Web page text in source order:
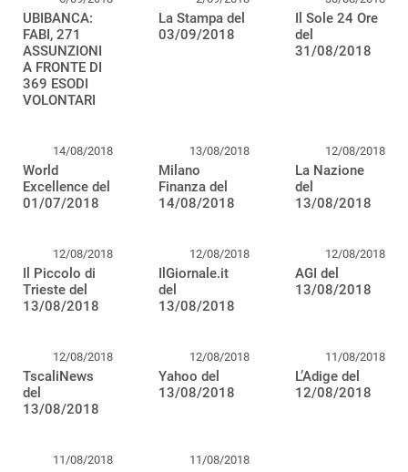
UBIBANCA:
FABI, 271
ASSUNZIONI
A FRONTE DI
369 ESODI
VOLONTARI
La Stampa del
03/09/2018
Il Sole 24 Ore
del
31/08/2018
14/08/2018
World
Excellence del
01/07/2018
13/08/2018
Milano
Finanza del
14/08/2018
12/08/2018
La Nazione
del
13/08/2018
12/08/2018
Il Piccolo di
Trieste del
13/08/2018
12/08/2018
IlGiornale.it
del
13/08/2018
12/08/2018
AGI del
13/08/2018
12/08/2018
TscaliNews
del
13/08/2018
12/08/2018
Yahoo del
13/08/2018
11/08/2018
L’Adige del
12/08/2018
11/08/2018 11/08/2018